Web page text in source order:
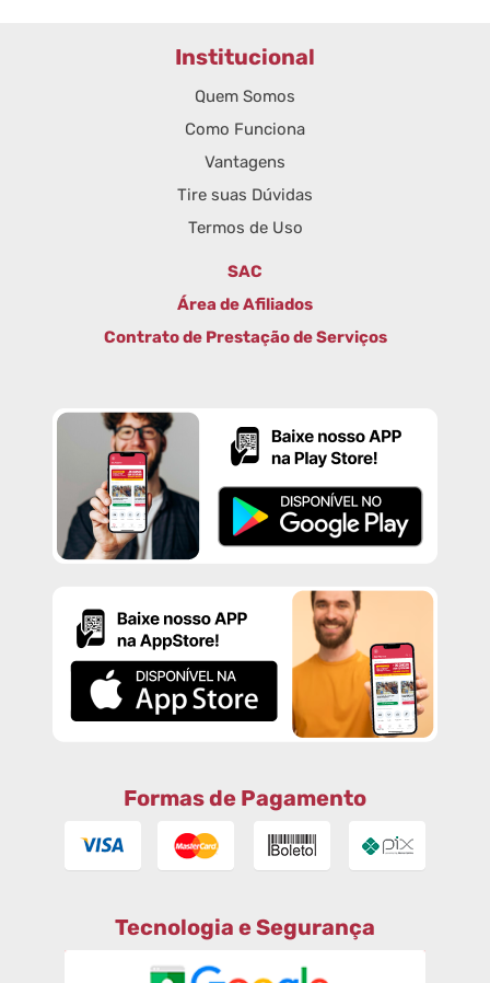
Institucional
Quem Somos
Como Funciona
Vantagens
Tire suas Dúvidas
Termos de Uso
SAC
Área de Afiliados
Contrato de Prestação de Serviços
Formas de Pagamento
Tecnologia e Segurança